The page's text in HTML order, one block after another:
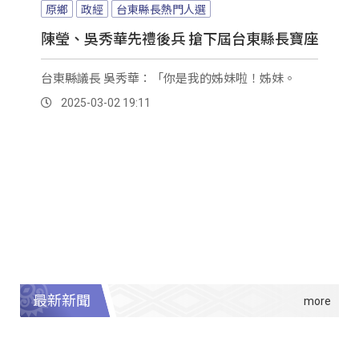
原鄉 政經 台東縣長熱門人選
陳瑩、吳秀華先禮後兵 搶下屆台東縣長寶座
台東縣議長 吳秀華：「你是我的姊妹啦！姊妹。
2025-03-02 19:11
最新新聞